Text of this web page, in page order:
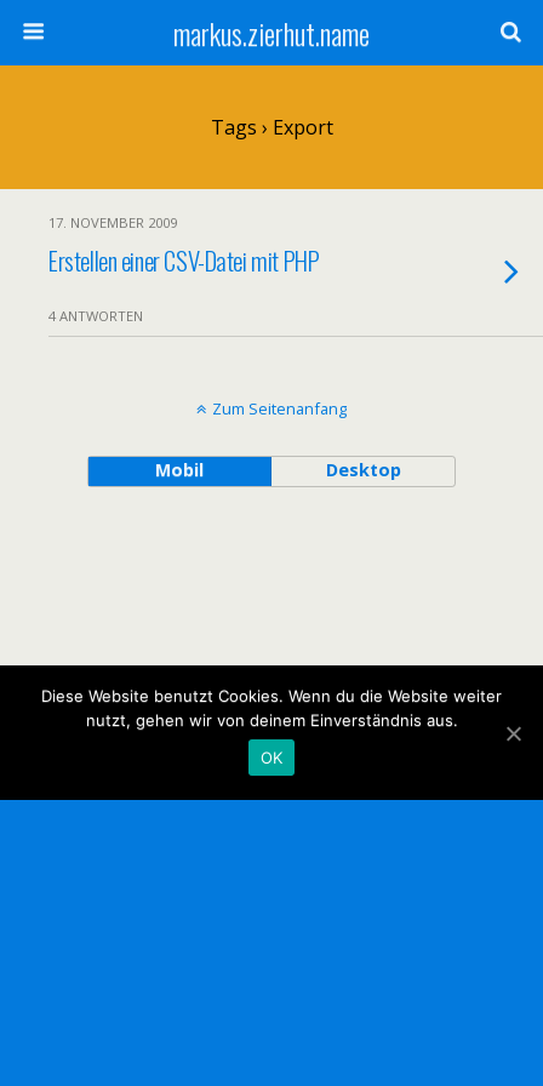
markus.zierhut.name
Tags › Export
17. NOVEMBER 2009
Erstellen einer CSV-Datei mit PHP
4 ANTWORTEN
Zum Seitenanfang
Mobil Desktop
Diese Website benutzt Cookies. Wenn du die Website weiter
nutzt, gehen wir von deinem Einverständnis aus.
OK